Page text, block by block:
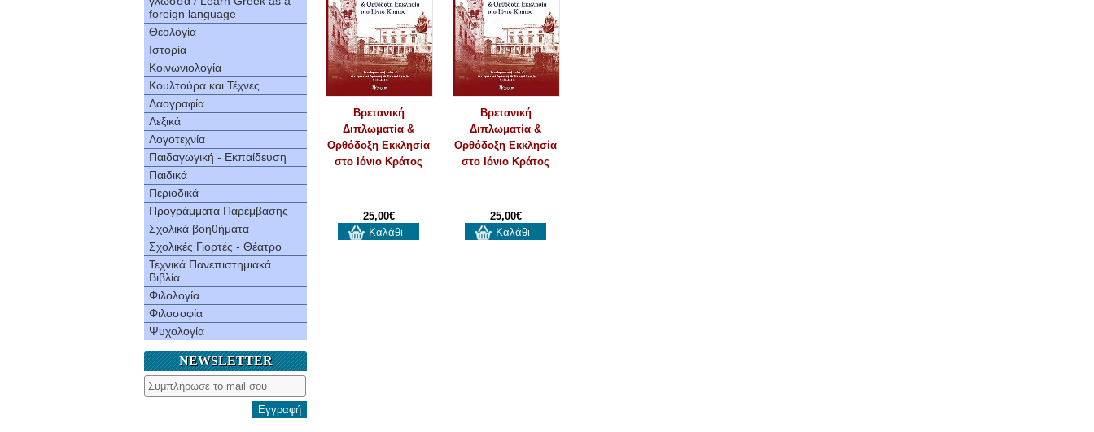
foreign language
Θεολογία
Ιστορία
Κοινωνιολογία
Κουλτούρα και Τέχνες
Λαογραφία
Λεξικά
Λογοτεχνία
Παιδαγωγική - Εκπαίδευση
Παιδικά
Περιοδικά
Προγράμματα Παρέμβασης
Σχολικά βοηθήματα
Σχολικές Γιορτές - Θέατρο
Τεχνικά Πανεπιστημιακά
Βιβλία
Φιλολογία
Φιλοσοφία
Ψυχολογία
NEWSLETTER
Εγγραφή
Βρετανική
Διπλωματία &
Ορθόδοξη Εκκλησία
στο Ιόνιο Κράτος
25,00€
Καλάθι
Βρετανική
Διπλωματία &
Ορθόδοξη Εκκλησία
στο Ιόνιο Κράτος
25,00€
Καλάθι